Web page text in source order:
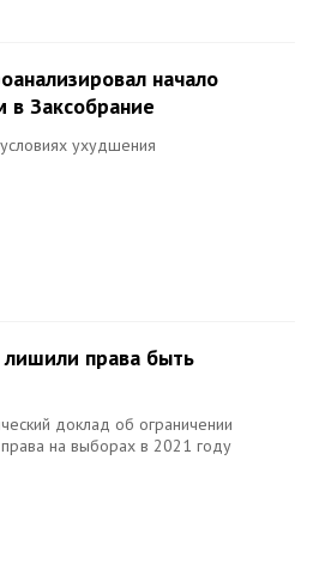
начало
в Заксобрание
ухудшения
права быть
доклад об ограничении
права на выборах в 2021 году